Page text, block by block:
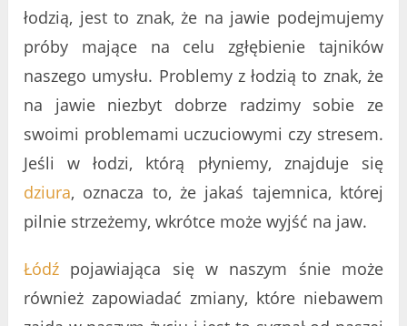
łodzią, jest to znak, że na jawie podejmujemy
próby mające na celu zgłębienie tajników
naszego umysłu. Problemy z łodzią to znak, że
na jawie niezbyt dobrze radzimy sobie ze
swoimi problemami uczuciowymi czy stresem.
Jeśli w łodzi, którą płyniemy, znajduje się
dziura, oznacza to, że jakaś tajemnica, której
pilnie strzeżemy, wkrótce może wyjść na jaw.
Łódź pojawiająca się w naszym śnie może
również zapowiadać zmiany, które niebawem